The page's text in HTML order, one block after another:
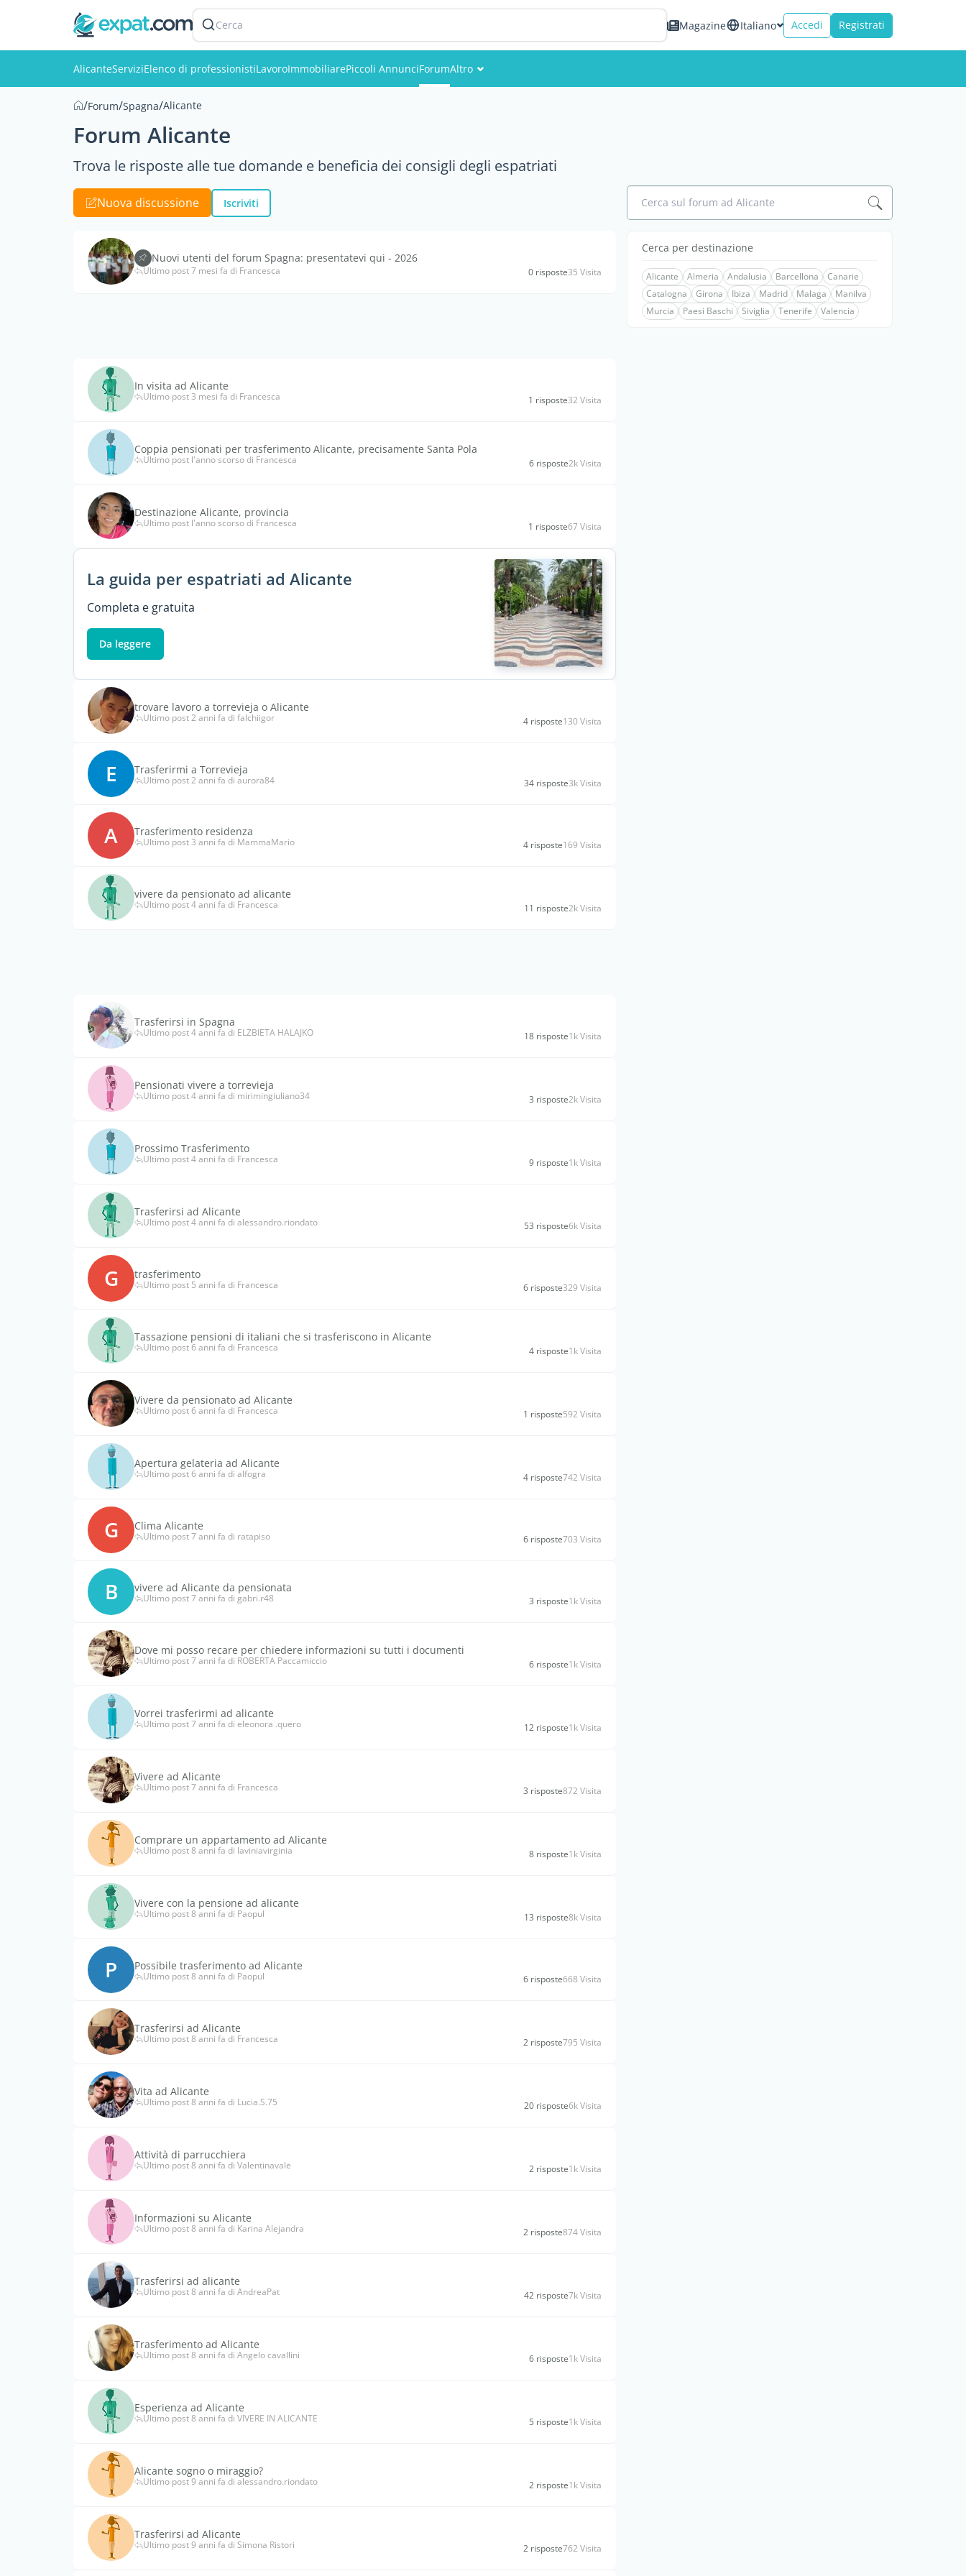
Cerca Magazine Italiano Accedi Registrati
AlicanteServiziElenco di professionistiLavoroImmobiliarePiccoli AnnunciForumAltro
Foto
/Forum/Spagna/Alicante
Forum Alicante
Trova le risposte alle tue domande e beneficia dei consigli degli espatriati
Nuova discussione Iscriviti Cerca sul forum ad Alicante
Nuovi utenti del forum Spagna: presentatevi qui - 2026
Ultimo post 7 mesi fa di Francesca 0 risposte35 Visita
In visita ad Alicante
Ultimo post 3 mesi fa di Francesca 1 risposte32 Visita
Coppia pensionati per trasferimento Alicante, precisamente Santa Pola
Ultimo post l'anno scorso di Francesca 6 risposte2k Visita
Destinazione Alicante, provincia
Ultimo post l'anno scorso di Francesca 1 risposte67 Visita
La guida per espatriati ad Alicante
Completa e gratuita
Da leggere
trovare lavoro a torrevieja o Alicante
Ultimo post 2 anni fa di falchiigor 4 risposte130 Visita
E Trasferirmi a Torrevieja
Ultimo post 2 anni fa di aurora84 34 risposte3k Visita
A Trasferimento residenza
Ultimo post 3 anni fa di MammaMario 4 risposte169 Visita
vivere da pensionato ad alicante
Ultimo post 4 anni fa di Francesca 11 risposte2k Visita
Trasferirsi in Spagna
Ultimo post 4 anni fa di ELZBIETA HALAJKO 18 risposte1k Visita
Pensionati vivere a torrevieja
Ultimo post 4 anni fa di mirimingiuliano34 3 risposte2k Visita
Prossimo Trasferimento
Ultimo post 4 anni fa di Francesca 9 risposte1k Visita
Trasferirsi ad Alicante
Ultimo post 4 anni fa di alessandro.riondato 53 risposte6k Visita
G trasferimento
Ultimo post 5 anni fa di Francesca 6 risposte329 Visita
Tassazione pensioni di italiani che si trasferiscono in Alicante
Ultimo post 6 anni fa di Francesca 4 risposte1k Visita
Vivere da pensionato ad Alicante
Ultimo post 6 anni fa di Francesca 1 risposte592 Visita
Apertura gelateria ad Alicante
Ultimo post 6 anni fa di alfogra 4 risposte742 Visita
G Clima Alicante
Ultimo post 7 anni fa di ratapiso 6 risposte703 Visita
B vivere ad Alicante da pensionata
Ultimo post 7 anni fa di gabri.r48 3 risposte1k Visita
Dove mi posso recare per chiedere informazioni su tutti i documenti
Ultimo post 7 anni fa di ROBERTA Paccamiccio 6 risposte1k Visita
Vorrei trasferirmi ad alicante
Ultimo post 7 anni fa di eleonora .quero 12 risposte1k Visita
Vivere ad Alicante
Ultimo post 7 anni fa di Francesca 3 risposte872 Visita
Comprare un appartamento ad Alicante
Ultimo post 8 anni fa di laviniavirginia 8 risposte1k Visita
Vivere con la pensione ad alicante
Ultimo post 8 anni fa di Paopul 13 risposte8k Visita
P Possibile trasferimento ad Alicante
Ultimo post 8 anni fa di Paopul 6 risposte668 Visita
Trasferirsi ad Alicante
Ultimo post 8 anni fa di Francesca 2 risposte795 Visita
Vita ad Alicante
Ultimo post 8 anni fa di Lucia.S.75 20 risposte6k Visita
Attività di parrucchiera
Ultimo post 8 anni fa di Valentinavale 2 risposte1k Visita
Informazioni su Alicante
Ultimo post 8 anni fa di Karina Alejandra 2 risposte874 Visita
Trasferirsi ad alicante
Ultimo post 8 anni fa di AndreaPat 42 risposte7k Visita
Trasferimento ad Alicante
Ultimo post 8 anni fa di Angelo cavallini 6 risposte1k Visita
Esperienza ad Alicante
Ultimo post 8 anni fa di VIVERE IN ALICANTE 5 risposte1k Visita
Alicante sogno o miraggio?
Ultimo post 9 anni fa di alessandro.riondato 2 risposte1k Visita
Trasferirsi ad Alicante
Ultimo post 9 anni fa di Simona Ristori 2 risposte762 Visita
Cerca per destinazione
Alicante Almeria Andalusia Barcellona
Canarie
Catalogna
Girona Ibiza Madrid Malaga
Manilva
Murcia
Paesi Baschi Siviglia Tenerife Valencia